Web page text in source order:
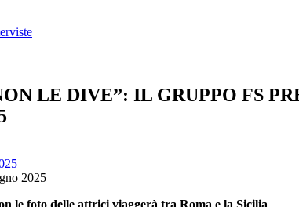
LE DIVE”: IL GRUPPO FS
2025
le foto delle attrici viaggerà tra Roma e la Sicilia